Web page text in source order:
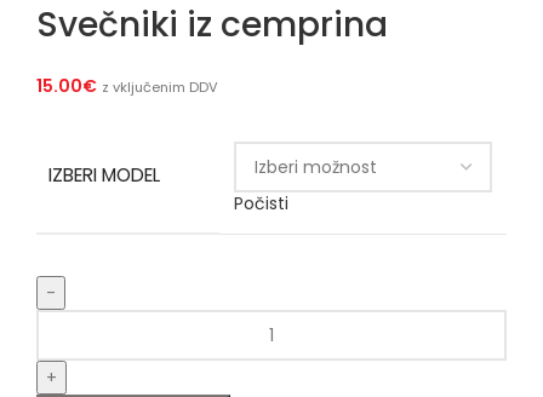
Svečniki iz cemprina
15.00€ z vključenim DDV
IZBERI MODEL
Počisti